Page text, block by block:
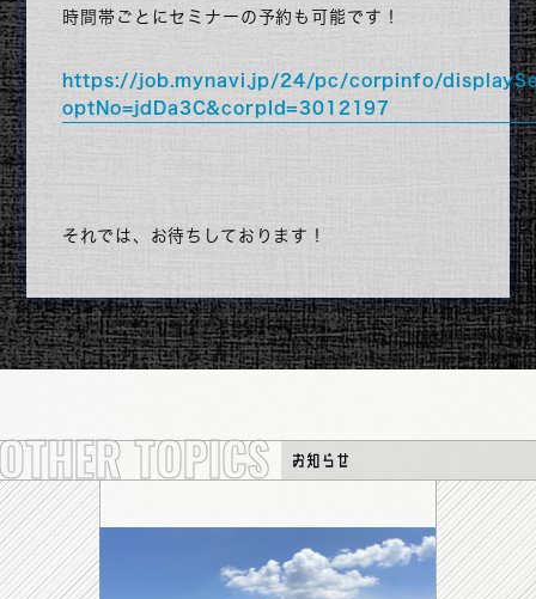
YouTube 企業サイト
時間帯ごとにセミナーの予約も可能です！
https://job.mynavi.jp/24/pc/corpinfo/
optNo=jdDa3C&corpId=3012197
それでは、お待ちしております！
TOPICS